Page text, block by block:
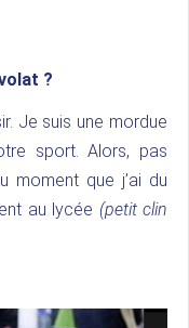
?
Je suis une mordue
sport. Alors, pas
moment que j’ai du
au lycée (petit clin